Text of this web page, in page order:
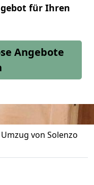
für Ihren
Angebote
Umzug von Solenzo